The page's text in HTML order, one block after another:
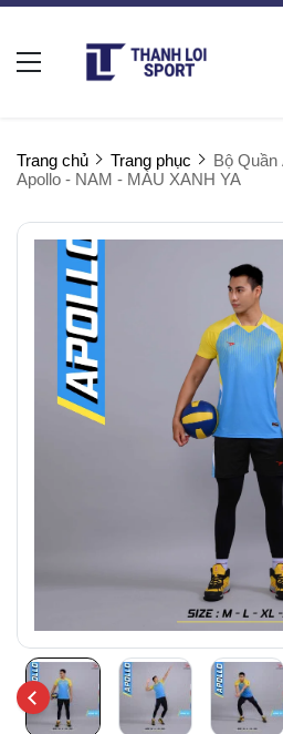
Trang chủ Trang phục
Bộ Quần
Apollo - NAM - MÀU XANH YA